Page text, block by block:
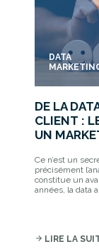
DATA
DE LA
CLIENT :
UN
Ce n’est un
précisément
constitue un
années, la data
arrow_forward LIRE LA